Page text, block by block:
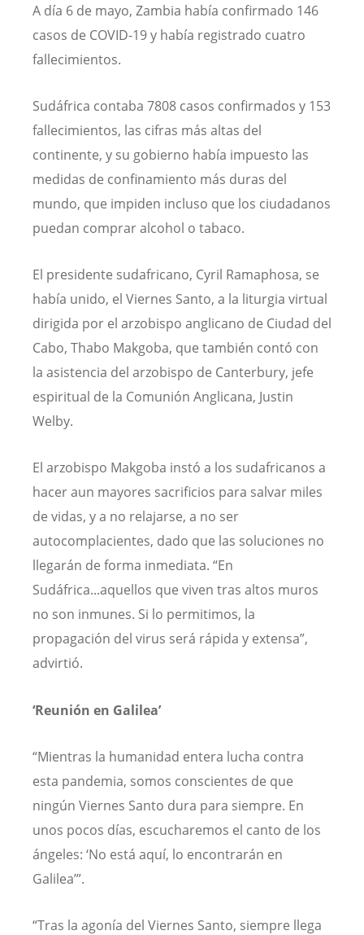
A día 6 de mayo, Zambia había confirmado 146
casos de COVID-19 y había registrado cuatro
fallecimientos.
Sudáfrica contaba 7808 casos confirmados y 153
fallecimientos, las cifras más altas del
continente, y su gobierno había impuesto las
medidas de confinamiento más duras del
mundo, que impiden incluso que los ciudadanos
puedan comprar alcohol o tabaco.
El presidente sudafricano, Cyril Ramaphosa, se
había unido, el Viernes Santo, a la liturgia virtual
dirigida por el arzobispo anglicano de Ciudad del
Cabo, Thabo Makgoba, que también contó con
la asistencia del arzobispo de Canterbury, jefe
espiritual de la Comunión Anglicana, Justin
Welby.
El arzobispo Makgoba instó a los sudafricanos a
hacer aun mayores sacrificios para salvar miles
de vidas, y a no relajarse, a no ser
autocomplacientes, dado que las soluciones no
llegarán de forma inmediata. “En
Sudáfrica...aquellos que viven tras altos muros
no son inmunes. Si lo permitimos, la
propagación del virus será rápida y extensa”,
advirtió.
‘Reunión en Galilea’
“Mientras la humanidad entera lucha contra
esta pandemia, somos conscientes de que
ningún Viernes Santo dura para siempre. En
unos pocos días, escucharemos el canto de los
ángeles: ‘No está aquí, lo encontrarán en
Galilea’”.
“Tras la agonía del Viernes Santo, siempre llega